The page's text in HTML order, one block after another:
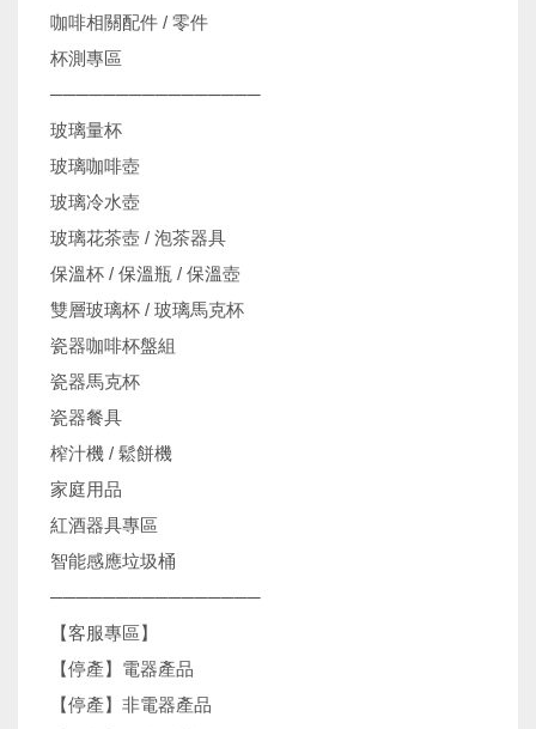
咖啡相關配件 / 零件
杯測專區
────────────────
玻璃量杯
玻璃咖啡壺
玻璃冷水壺
玻璃花茶壺 / 泡茶器具
保溫杯 / 保溫瓶 / 保溫壺
雙層玻璃杯 / 玻璃馬克杯
瓷器咖啡杯盤組
瓷器馬克杯
瓷器餐具
榨汁機 / 鬆餅機
家庭用品
紅酒器具專區
智能感應垃圾桶
────────────────
【客服專區】
【停產】電器產品
【停產】非電器產品